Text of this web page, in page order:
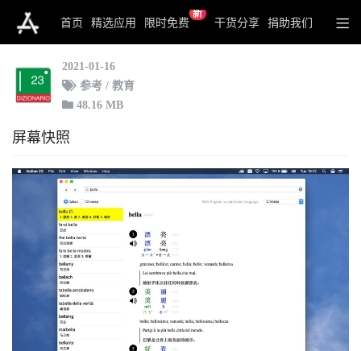
首页 精选应用 限时免费
新
干货分享 捐助我们
意大利语23：汉语 - 意大利语词典
2021-01-16
参考 / 教育
48.16 MB
屏幕快照